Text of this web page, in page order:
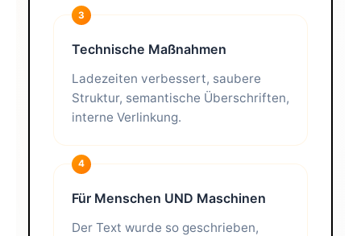
3
Technische Maßnahmen
Ladezeiten verbessert, saubere
Struktur, semantische Überschriften,
interne Verlinkung.
4
Für Menschen UND Maschinen
Der Text wurde so geschrieben,